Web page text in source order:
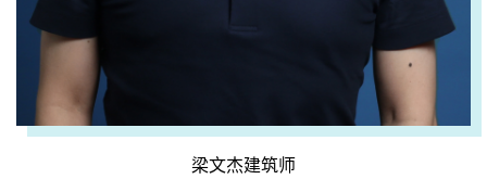
梁文杰建筑师